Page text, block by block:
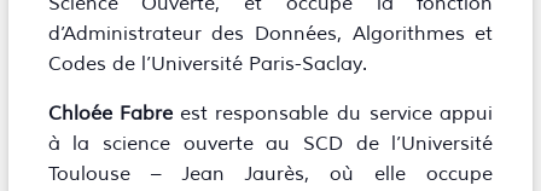
d’Administrateur des Données, Algorithmes et
Codes de l’Université Paris-Saclay.
Chloée Fabre est responsable du service appui
à la science ouverte au SCD de l’Université
Toulouse – Jean Jaurès, où elle occupe